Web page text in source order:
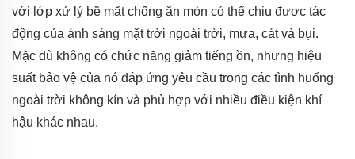
với lớp xử lý bề mặt chống ăn mòn có thể chịu được tác
động của ánh sáng mặt trời ngoài trời, mưa, cát và bụi.
Mặc dù không có chức năng giảm tiếng ồn, nhưng hiệu
suất bảo vệ của nó đáp ứng yêu cầu trong các tình huống
ngoài trời không kín và phù hợp với nhiều điều kiện khí
hậu khác nhau.